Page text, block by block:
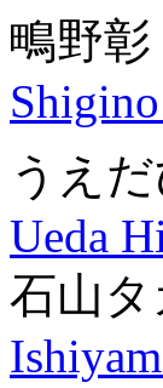
鴫野彰
うえ
Ueda
石山タ